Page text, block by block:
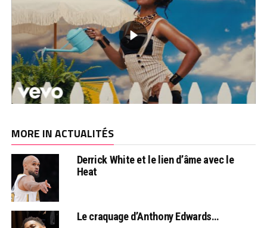
MORE IN ACTUALITÉS
Derrick White et le lien d’âme avec le
Heat
Le craquage d’Anthony Edwards…